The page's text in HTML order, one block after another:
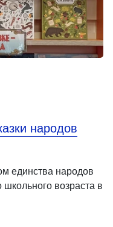
народов
единства народов
возраста в